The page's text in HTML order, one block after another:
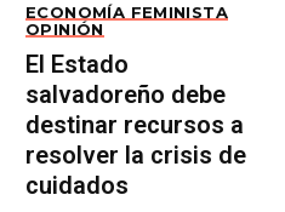
ECONOMÍA FEMINISTA
OPINIÓN
El Estado
salvadoreño debe
destinar recursos a
resolver la crisis de
cuidados